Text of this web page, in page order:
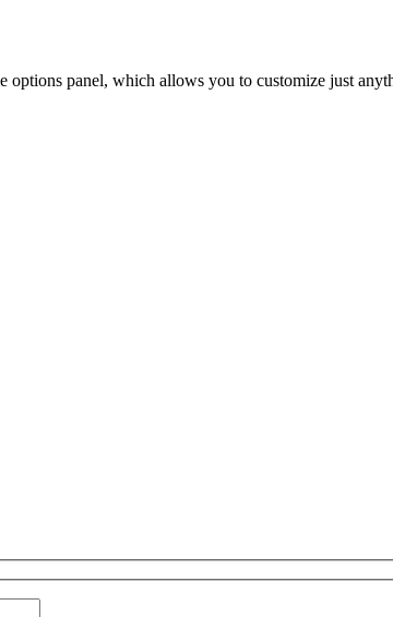
options panel, which allows you to customize just